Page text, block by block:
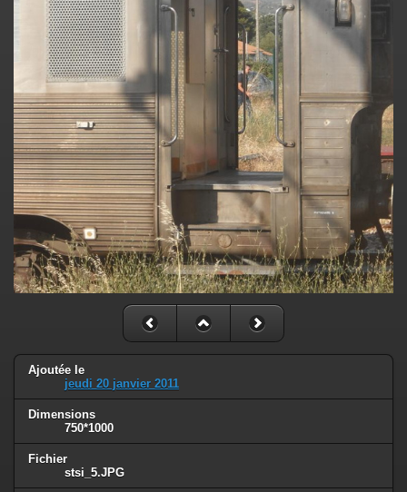
Ajoutée le
jeudi 20 janvier 2011
Dimensions
750*1000
Fichier
stsi_5.JPG